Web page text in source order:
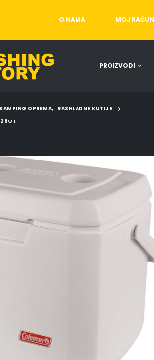
O NAMA MOJ RAČUN
PROIZVODI
KAMPING OPREMA, RASHLADNE KUTIJE
28QT